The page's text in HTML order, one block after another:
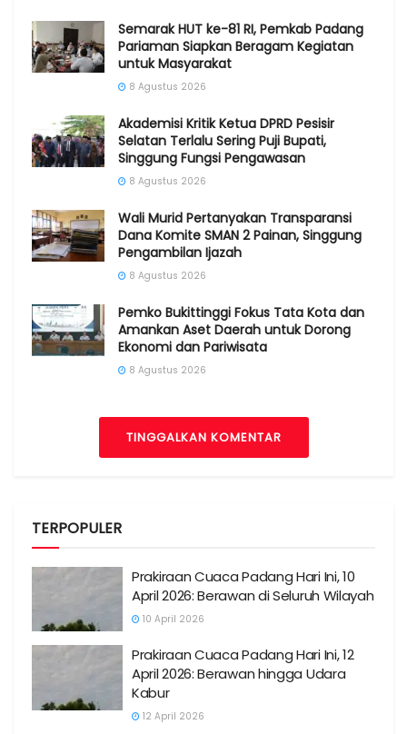
Semarak HUT ke-81 RI, Pemkab Padang
Pariaman Siapkan Beragam Kegiatan
untuk Masyarakat
8 Agustus 2026
Akademisi Kritik Ketua DPRD Pesisir
Selatan Terlalu Sering Puji Bupati,
Singgung Fungsi Pengawasan
8 Agustus 2026
Wali Murid Pertanyakan Transparansi
Dana Komite SMAN 2 Painan, Singgung
Pengambilan Ijazah
8 Agustus 2026
Pemko Bukittinggi Fokus Tata Kota dan
Amankan Aset Daerah untuk Dorong
Ekonomi dan Pariwisata
8 Agustus 2026
TINGGALKAN KOMENTAR
TERPOPULER
Prakiraan Cuaca Padang Hari Ini, 10
April 2026: Berawan di Seluruh Wilayah
10 April 2026
Prakiraan Cuaca Padang Hari Ini, 12
April 2026: Berawan hingga Udara
Kabur
12 April 2026